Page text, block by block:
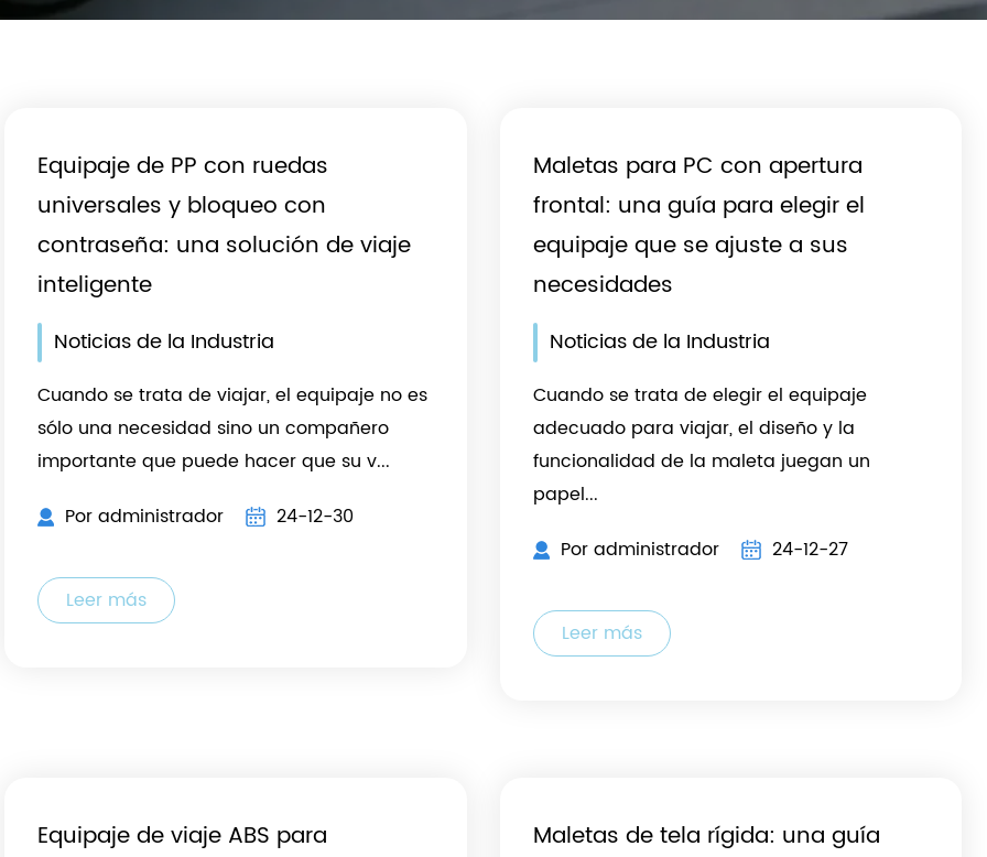
Equipaje de PP con ruedas
universales y bloqueo con
contraseña: una solución de viaje
inteligente
Noticias de la Industria
Cuando se trata de viajar, el equipaje no es
sólo una necesidad sino un compañero
importante que puede hacer que su v...
Por administrador
24-12-30
Leer más
Maletas para PC con apertura
frontal: una guía para elegir el
equipaje que se ajuste a sus
necesidades
Noticias de la Industria
Cuando se trata de elegir el equipaje
adecuado para viajar, el diseño y la
funcionalidad de la maleta juegan un
papel...
Por administrador
24-12-27
Leer más
Equipaje de viaje ABS para
Maletas de tela rígida: una guía